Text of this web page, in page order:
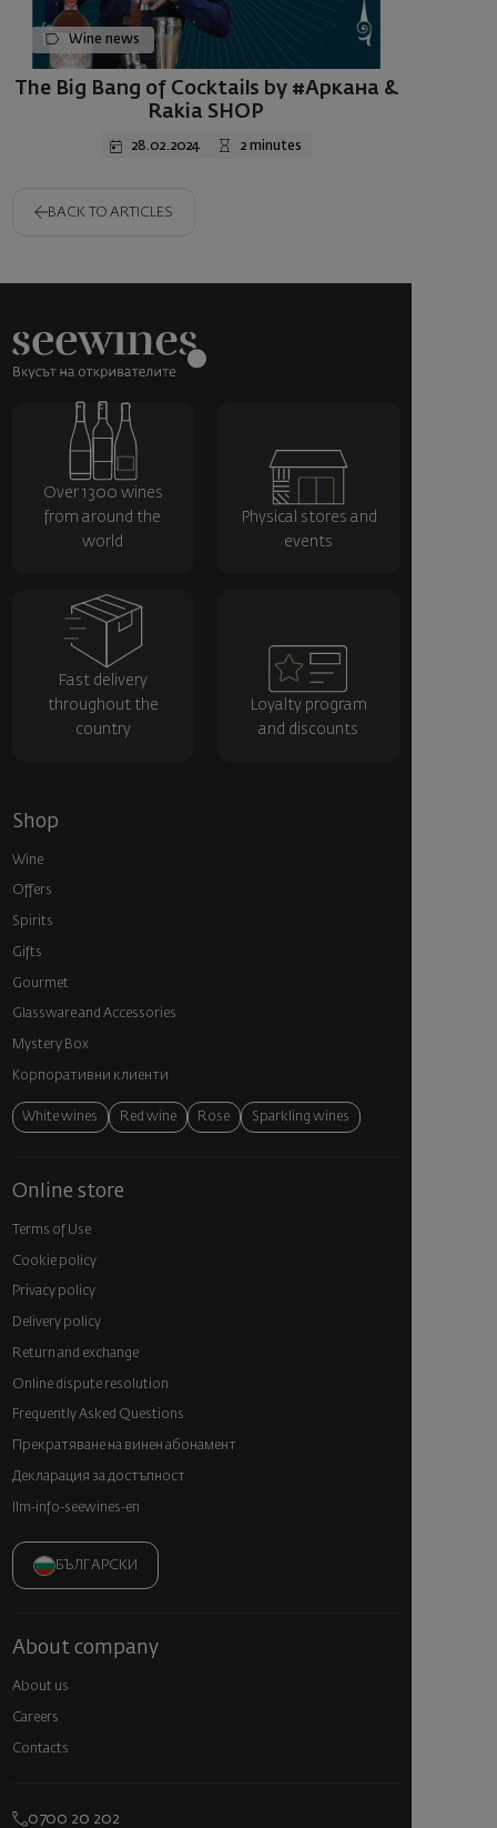
Wine news
The Big Bang of Cocktails by #Аркана &
Rakia SHOP
28.02.2024 2 minutes
BACK TO ARTICLES
Over 1300 wines
from around the
world
Physical stores and
events
Fast delivery
throughout the
country
Loyalty program
and discounts
Shop
Wine
Offers
Spirits
Gifts
Gourmet
Glassware and Аccessories
Mystery Box
Корпоративни клиенти
White wines Red wine Rose Sparkling wines
Online store
Terms of Use
Cookie policy
Privacy policy
Delivery policy
Return and exchange
Online dispute resolution
Frequently Asked Questions
Прекратяване на винен абонамент
Декларация за достъпност
llm-info-seewines-en
БЪЛГАРСКИ
About company
About us
Careers
Contacts
0700 20 202